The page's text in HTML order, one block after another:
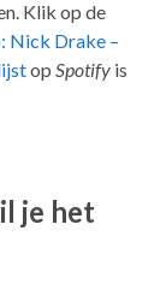
Klik op de
Nick Drake –
op Spotify is
je het